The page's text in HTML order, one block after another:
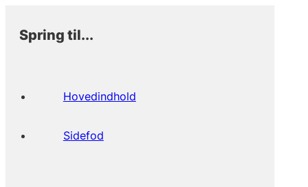
Spring til...
Hovedindhold
Sidefod